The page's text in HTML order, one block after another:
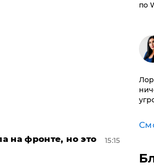
на фронте, но это
15:15
по